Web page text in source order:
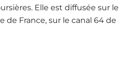
Elle est diffusée sur le
de France, sur le canal 64 de